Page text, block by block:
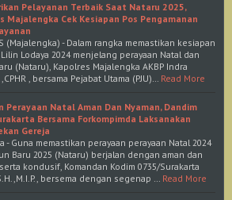
Pelayanan Terbaik Saat Nataru 2025,
Majalengka Cek Kesiapan Pos Pengamanan
(Majalengka) - Dalam rangka memastikan kesiapan
Lodaya 2024 menjelang perayaan Natal dan
(Nataru), Kapolres Majalengka AKBP Indra
, bersama Pejabat Utama (PJU)… Read More
Perayaan Natal Aman Dan Nyaman, Dandim
Bersama Forkompimda Laksanakan
Gereja
- Guna memastikan perayaan perayaan Natal 2024
Baru 2025 (Nataru) berjalan dengan aman dan
kondusif, Komandan Kodim 0735/Surakarta
bersema dengan segenap … Read More